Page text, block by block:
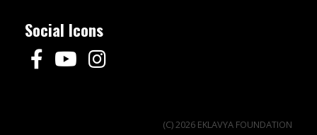
Social Icons
(C) 2026 EKLAVYA FOUNDATION